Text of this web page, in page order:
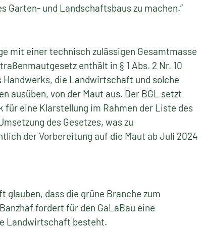
Garten- und Landschaftsbaus zu machen.“
mit einer technisch zulässigen Gesamtmasse
enthält in § 1 Abs. 2 Nr. 10
die Landwirtschaft und solche
ausüben, von der Maut aus. Der BGL setzt
eine Klarstellung im Rahmen der Liste des
des Gesetzes, was zu
der Vorbereitung auf die Maut ab Juli 2024
glauben, dass die grüne Branche zum
fordert für den GaLaBau eine
Landwirtschaft besteht.